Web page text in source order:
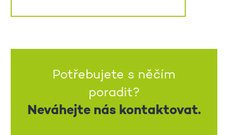
Potřebujete s něčím
poradit?
Neváhejte nás kontaktovat.